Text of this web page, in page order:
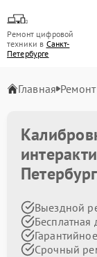
Ремонт цифровой
техники в Санкт-
Петербурге
Главная
Выездной
Бесплатная
Срочный